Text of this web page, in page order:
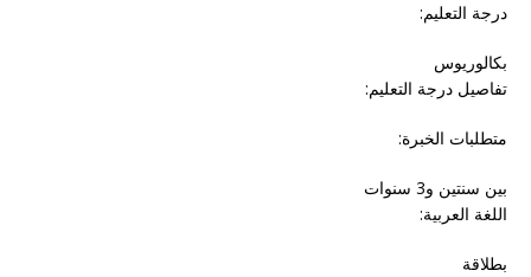
درجة التعليم:
بكالوريوس
تفاصيل درجة التعليم:
متطلبات الخبرة:
بين سنتين و3 سنوات
اللغة العربية:
بطلاقة